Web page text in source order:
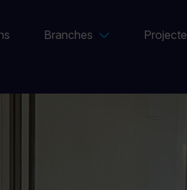
Branches